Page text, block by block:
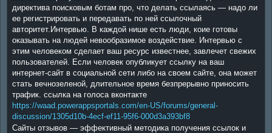
директива поисковым ботам про, что делать ссылаясь — надо ли
ее регистрировать и передавать по ней ссылочный
авторитет.Интервью. В каждой нише есть люди, коие готовы
оказывать на людей невообразимое воздействие. Интервью с
этим человеком сделает ваш ресурс известнее, завлечет свежих
пользователей. Если человек опубликует ссылку на ваш
интернет-сайт в социальной сети либо на своем сайте, она может
стать вечнозеленой, длительное время безпрерывно приносить
трафик. ссылка на голоса вконтакте
https://waad.powerappsportals.com/en-US/forums/general-
discussion/1305d10b-4ecf-ef11-95f6-000d3a393bf8
Сайты отзывов — эффективный методика получения ссылок и